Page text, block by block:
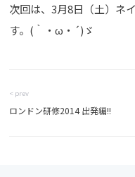
次回は、3月8日（土）ネ
す。(｀・ω・´)ゞ
< prev
ロンドン研修2014 出発編!!